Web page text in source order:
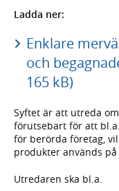
Ladda ner:
Enklare
och
165 kB)
Syftet är att utreda
förutsebart för att
för berörda företag,
produkter används
Utredaren ska bl.a.